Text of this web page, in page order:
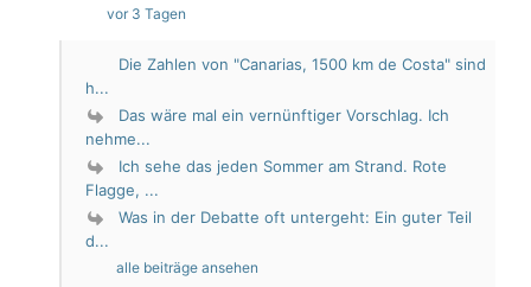
vor 3 Tagen
Die Zahlen von "Canarias, 1500 km de Costa" sind
h...
Das wäre mal ein vernünftiger Vorschlag. Ich
nehme...
Ich sehe das jeden Sommer am Strand. Rote
Flagge, ...
Was in der Debatte oft untergeht: Ein guter Teil
d...
alle beiträge ansehen